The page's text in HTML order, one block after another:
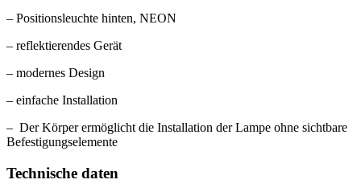
– Positionsleuchte hinten, NEON
– reflektierendes Gerät
– modernes Design
– einfache Installation
– Der Körper ermöglicht die Installation der Lampe ohne sichtbare
Befestigungselemente
Technische daten